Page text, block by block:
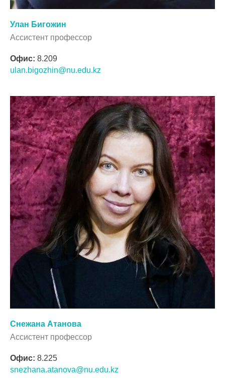
Улан Бигожин
Ассистент профессор
Офис: 8.209
ulan.bigozhin@nu.edu.kz
Снежана Атанова
Ассистент профессор
Офис: 8.225
snezhana.atanova@nu.edu.kz